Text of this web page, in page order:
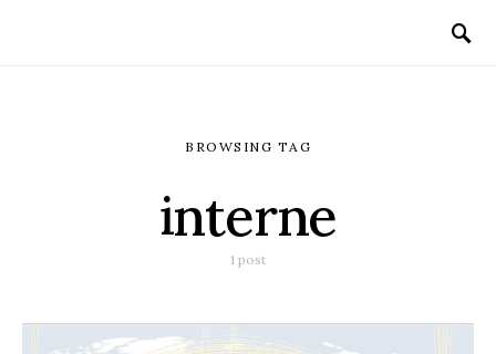
BROWSING TAG
interne
1 post